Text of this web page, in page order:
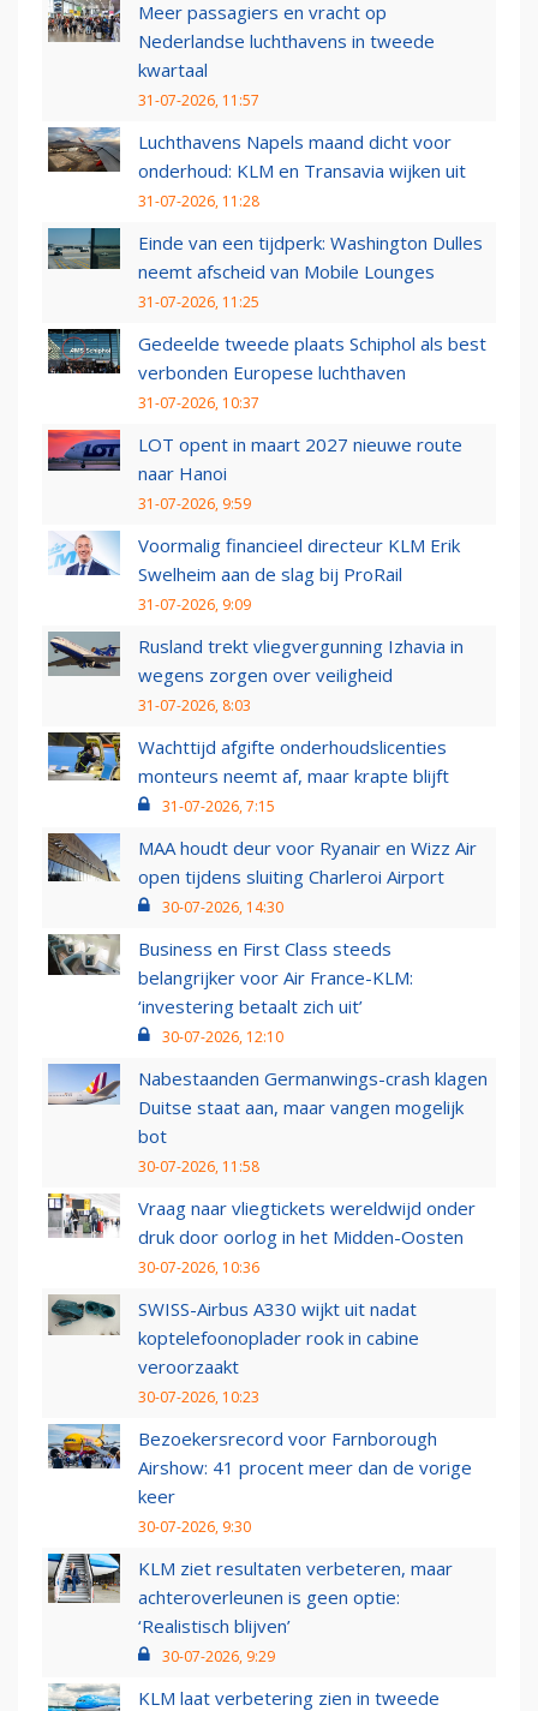
Meer passagiers en vracht op
Nederlandse luchthavens in tweede
kwartaal
31-07-2026, 11:57
Luchthavens Napels maand dicht voor
onderhoud: KLM en Transavia wijken uit
31-07-2026, 11:28
Einde van een tijdperk: Washington Dulles
neemt afscheid van Mobile Lounges
31-07-2026, 11:25
Gedeelde tweede plaats Schiphol als best
verbonden Europese luchthaven
31-07-2026, 10:37
LOT opent in maart 2027 nieuwe route
naar Hanoi
31-07-2026, 9:59
Voormalig financieel directeur KLM Erik
Swelheim aan de slag bij ProRail
31-07-2026, 9:09
Rusland trekt vliegvergunning Izhavia in
wegens zorgen over veiligheid
31-07-2026, 8:03
Wachttijd afgifte onderhoudslicenties
monteurs neemt af, maar krapte blijft
31-07-2026, 7:15
MAA houdt deur voor Ryanair en Wizz Air
open tijdens sluiting Charleroi Airport
30-07-2026, 14:30
Business en First Class steeds
belangrijker voor Air France-KLM:
‘investering betaalt zich uit’
30-07-2026, 12:10
Nabestaanden Germanwings-crash klagen
Duitse staat aan, maar vangen mogelijk
bot
30-07-2026, 11:58
Vraag naar vliegtickets wereldwijd onder
druk door oorlog in het Midden-Oosten
30-07-2026, 10:36
SWISS-Airbus A330 wijkt uit nadat
koptelefoonoplader rook in cabine
veroorzaakt
30-07-2026, 10:23
Bezoekersrecord voor Farnborough
Airshow: 41 procent meer dan de vorige
keer
30-07-2026, 9:30
KLM ziet resultaten verbeteren, maar
achteroverleunen is geen optie:
‘Realistisch blijven’
30-07-2026, 9:29
KLM laat verbetering zien in tweede